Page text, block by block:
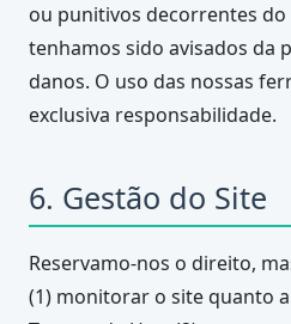
ou punitivos decorrentes
tenhamos sido avisados da
danos. O uso das nossas
exclusiva responsabilidade.
6. Gestão do Site
Reservamo-nos o direito,
(1) monitorar o site quanto